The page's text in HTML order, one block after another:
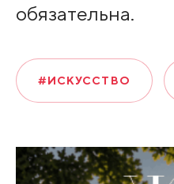
обязательна.
#ИСКУССТВО